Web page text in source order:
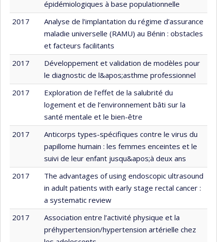
épidémiologiques à base populationnelle
2017
Analyse de l’implantation du régime d’assurance
maladie universelle (RAMU) au Bénin : obstacles
et facteurs facilitants
2017
Développement et validation de modèles pour
le diagnostic de l&apos;asthme professionnel
2017
Exploration de l’effet de la salubrité du
logement et de l’environnement bâti sur la
santé mentale et le bien-être
2017
Anticorps types-spécifiques contre le virus du
papillome humain : les femmes enceintes et le
suivi de leur enfant jusqu&apos;à deux ans
2017
The advantages of using endoscopic ultrasound
in adult patients with early stage rectal cancer :
a systematic review
2017
Association entre l’activité physique et la
préhypertension/hypertension artérielle chez